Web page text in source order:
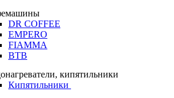
DR COFFEE
EMPERO
FIAMMA
BTB
кипятильники
Кипятильники